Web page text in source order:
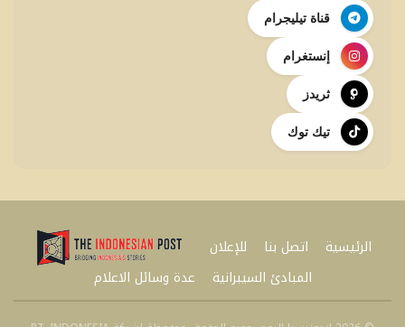
قناة تيليجرام
إنستغرام
ثريدز
تيك توك
الرئيسية اتصل بنا
للإعلان
المبادئ السيبرانية
عدة وسائل الاعلام